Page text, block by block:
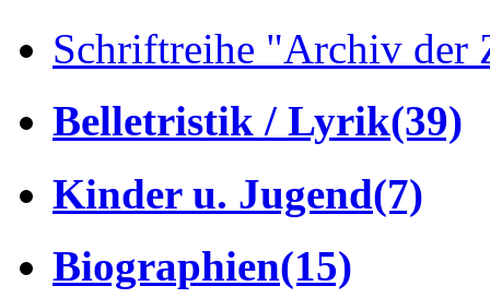
Schriftreihe "Archiv der
Belletristik / Lyrik(39)
Kinder u. Jugend(7)
Biographien(15)